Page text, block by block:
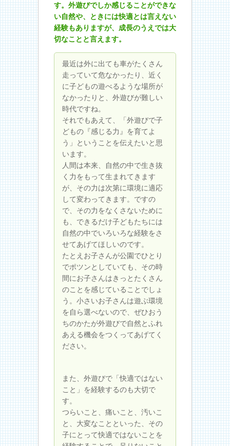
す。外遊びでしか感じることができな
い自然や、ときには快適とは言えない
経験もありますが、成長のうえでは大
切なことと言えます。
最近は外に出ても車がたくさん
走っていて危なかったり、近く
に子どもの遊べるような場所が
なかったりと、外遊びが難しい
時代ですね。
それでもあえて、「外遊びで子
どもの『感じる力』を育てよ
う」ということを伝えたいと思
います。
人間は本来、自然の中で生き抜
く力をもって生まれてきます
が、その力は次第に環境に適応
して変わってきます。ですの
で、その力をなくさないために
も、できるだけ子どもたちには
自然の中でいろいろな経験をさ
せてあげてほしいのです。
たとえお子さんが公園でひとり
でポツンとしていても、その時
間にお子さんはきっとたくさん
のことを感じていることでしょ
う。小さいお子さんは遊ぶ環境
を自ら選べないので、ぜひおう
ちのかたが外遊びで自然とふれ
あえる機会をつくってあげてく
ださい。
また、外遊びで「快適ではない
こと」を経験するのも大切で
す。
つらいこと、痛いこと、汚いこ
と、大変なことといった、その
子にとって快適ではないことを